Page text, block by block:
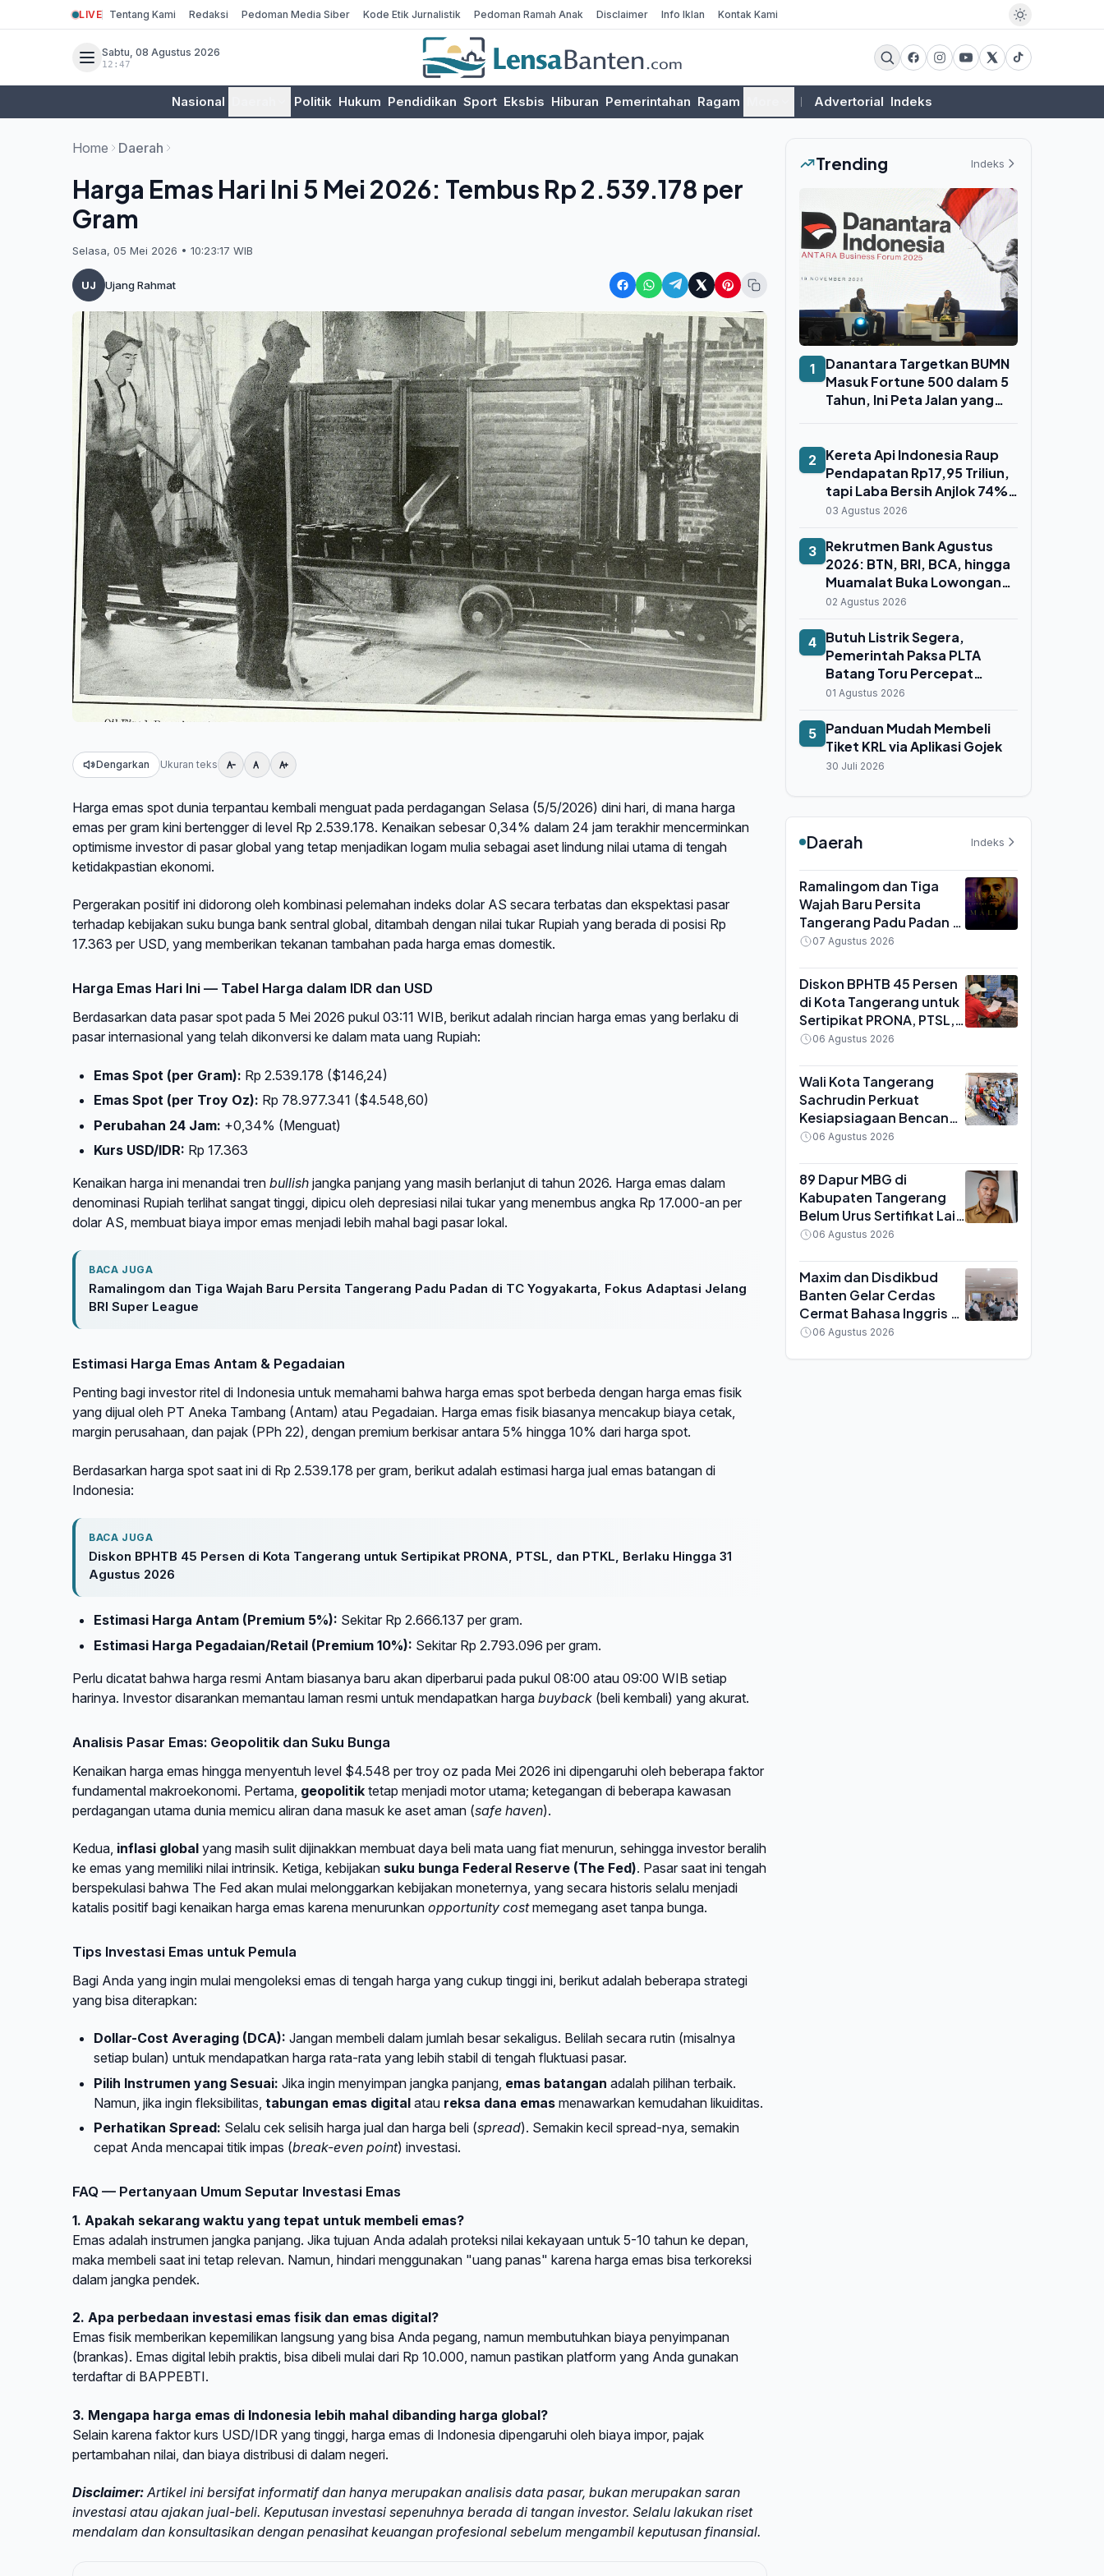
LIVE Tentang Kami Redaksi Pedoman Media Siber Kode Etik Jurnalistik Pedoman Ramah Anak Disclaimer Info Iklan Kontak Kami
Sabtu, 08 Agustus 2026
12:47
Nasional Politik Hukum Pendidikan Sport Eksbis Hiburan Pemerintahan Ragam Advertorial Indeks
Home Daerah
Harga Emas Hari Ini 5 Mei 2026: Tembus Rp 2.539.178 per
Gram
Selasa, 05 Mei 2026 • 10:23:17 WIB
UJ Ujang Rahmat
Dengarkan Ukuran teks
Harga emas spot dunia terpantau kembali menguat pada perdagangan Selasa (5/5/2026) dini hari, di mana harga
emas per gram kini bertengger di level Rp 2.539.178. Kenaikan sebesar 0,34% dalam 24 jam terakhir mencerminkan
optimisme investor di pasar global yang tetap menjadikan logam mulia sebagai aset lindung nilai utama di tengah
ketidakpastian ekonomi.
Pergerakan positif ini didorong oleh kombinasi pelemahan indeks dolar AS secara terbatas dan ekspektasi pasar
terhadap kebijakan suku bunga bank sentral global, ditambah dengan nilai tukar Rupiah yang berada di posisi Rp
17.363 per USD, yang memberikan tekanan tambahan pada harga emas domestik.
Harga Emas Hari Ini — Tabel Harga dalam IDR dan USD
Berdasarkan data pasar spot pada 5 Mei 2026 pukul 03:11 WIB, berikut adalah rincian harga emas yang berlaku di
pasar internasional yang telah dikonversi ke dalam mata uang Rupiah:
Emas Spot (per Gram): Rp 2.539.178 ($146,24)
Emas Spot (per Troy Oz): Rp 78.977.341 ($4.548,60)
Perubahan 24 Jam: +0,34% (Menguat)
Kurs USD/IDR: Rp 17.363
Kenaikan harga ini menandai tren bullish jangka panjang yang masih berlanjut di tahun 2026. Harga emas dalam
denominasi Rupiah terlihat sangat tinggi, dipicu oleh depresiasi nilai tukar yang menembus angka Rp 17.000-an per
dolar AS, membuat biaya impor emas menjadi lebih mahal bagi pasar lokal.
BACA JUGA
Ramalingom dan Tiga Wajah Baru Persita Tangerang Padu Padan di TC Yogyakarta, Fokus Adaptasi Jelang
BRI Super League
Estimasi Harga Emas Antam & Pegadaian
Penting bagi investor ritel di Indonesia untuk memahami bahwa harga emas spot berbeda dengan harga emas fisik
yang dijual oleh PT Aneka Tambang (Antam) atau Pegadaian. Harga emas fisik biasanya mencakup biaya cetak,
margin perusahaan, dan pajak (PPh 22), dengan premium berkisar antara 5% hingga 10% dari harga spot.
Berdasarkan harga spot saat ini di Rp 2.539.178 per gram, berikut adalah estimasi harga jual emas batangan di
Indonesia:
BACA JUGA
Diskon BPHTB 45 Persen di Kota Tangerang untuk Sertipikat PRONA, PTSL, dan PTKL, Berlaku Hingga 31
Agustus 2026
Estimasi Harga Antam (Premium 5%): Sekitar Rp 2.666.137 per gram.
Estimasi Harga Pegadaian/Retail (Premium 10%): Sekitar Rp 2.793.096 per gram.
Perlu dicatat bahwa harga resmi Antam biasanya baru akan diperbarui pada pukul 08:00 atau 09:00 WIB setiap
harinya. Investor disarankan memantau laman resmi untuk mendapatkan harga buyback (beli kembali) yang akurat.
Analisis Pasar Emas: Geopolitik dan Suku Bunga
Kenaikan harga emas hingga menyentuh level $4.548 per troy oz pada Mei 2026 ini dipengaruhi oleh beberapa faktor
fundamental makroekonomi. Pertama, geopolitik tetap menjadi motor utama; ketegangan di beberapa kawasan
perdagangan utama dunia memicu aliran dana masuk ke aset aman (safe haven).
Kedua, inflasi global yang masih sulit dijinakkan membuat daya beli mata uang fiat menurun, sehingga investor beralih
ke emas yang memiliki nilai intrinsik. Ketiga, kebijakan suku bunga Federal Reserve (The Fed). Pasar saat ini tengah
berspekulasi bahwa The Fed akan mulai melonggarkan kebijakan moneternya, yang secara historis selalu menjadi
katalis positif bagi kenaikan harga emas karena menurunkan opportunity costmemegang aset tanpa bunga.
Tips Investasi Emas untuk Pemula
Bagi Anda yang ingin mulai mengoleksi emas di tengah harga yang cukup tinggi ini, berikut adalah beberapa strategi
yang bisa diterapkan:
Dollar-Cost Averaging (DCA): Jangan membeli dalam jumlah besar sekaligus. Belilah secara rutin (misalnya
setiap bulan) untuk mendapatkan harga rata-rata yang lebih stabil di tengah fluktuasi pasar.
Pilih Instrumen yang Sesuai: Jika ingin menyimpan jangka panjang, emas batangan adalah pilihan terbaik.
Namun, jika ingin fleksibilitas, tabungan emas digitalatau reksa dana emasmenawarkan kemudahan likuiditas.
Perhatikan Spread: Selalu cek selisih harga jual dan harga beli (spread). Semakin kecil spread-nya, semakin
cepat Anda mencapai titik impas (break-even point) investasi.
FAQ — Pertanyaan Umum Seputar Investasi Emas
1. Apakah sekarang waktu yang tepat untuk membeli emas?
Emas adalah instrumen jangka panjang. Jika tujuan Anda adalah proteksi nilai kekayaan untuk 5-10 tahun ke depan,
maka membeli saat ini tetap relevan. Namun, hindari menggunakan "uang panas" karena harga emas bisa terkoreksi
dalam jangka pendek.
2. Apa perbedaan investasi emas fisik dan emas digital?
Emas fisik memberikan kepemilikan langsung yang bisa Anda pegang, namun membutuhkan biaya penyimpanan
(brankas). Emas digital lebih praktis, bisa dibeli mulai dari Rp 10.000, namun pastikan platform yang Anda gunakan
terdaftar di BAPPEBTI.
3. Mengapa harga emas di Indonesia lebih mahal dibanding harga global?
Selain karena faktor kurs USD/IDR yang tinggi, harga emas di Indonesia dipengaruhi oleh biaya impor, pajak
pertambahan nilai, dan biaya distribusi di dalam negeri.
Disclaimer:Artikel ini bersifat informatif dan hanya merupakan analisis data pasar, bukan merupakan saran
investasi atau ajakan jual-beli. Keputusan investasi sepenuhnya berada di tangan investor. Selalu lakukan riset
mendalam dan konsultasikan dengan penasihat keuangan profesional sebelum mengambil keputusan finansial.
Trending Indeks
1
Danantara Targetkan BUMN
Masuk Fortune 500 dalam 5
Tahun, Ini Peta Jalan yang
2
Kereta Api Indonesia Raup
Pendapatan Rp17,95 Triliun,
tapi Laba Bersih Anjlok 74%
Gara-Gara Whoosh
03 Agustus 2026
3 Rekrutmen Bank Agustus
2026: BTN, BRI, BCA, hingga
Muamalat Buka Lowongan
untuk Fresh Graduate dan
02 Agustus 2026
4 Butuh Listrik Segera,
Pemerintah Paksa PLTA
Batang Toru Percepat
Operasional demi
Sumatera
01 Agustus 2026
5 Panduan Mudah Membeli
Tiket KRL via Aplikasi Gojek
30 Juli 2026
Daerah Indeks
Ramalingom dan Tiga
Wajah Baru Persita
Tangerang Padu Padan di
TC Yogyakarta, Fokus
Super League
07 Agustus 2026
Diskon BPHTB 45 Persen
di Kota Tangerang untuk
Sertipikat PRONA, PTSL,
dan PTKL, Berlaku Hingga
06 Agustus 2026
Wali Kota Tangerang
Sachrudin Perkuat
Kesiapsiagaan Bencana,
BPBD Terima 16 Unit
APAR
06 Agustus 2026
89 Dapur MBG di
Kabupaten Tangerang
Belum Urus Sertifikat Laik
Higiene, Terancam Sanksi
06 Agustus 2026
Maxim dan Disdikbud
Banten Gelar Cerdas
Cermat Bahasa Inggris di
Serang, SMA Negeri 6
06 Agustus 2026